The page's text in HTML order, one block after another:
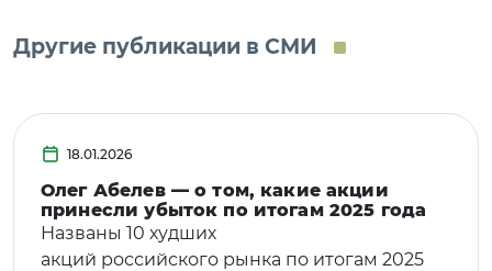
Другие публикации в СМИ
18.01.2026
Олег Абелев — о том, какие акции
принесли убыток по итогам 2025 года
Названы 10 худших
акций российского рынка по итогам 2025